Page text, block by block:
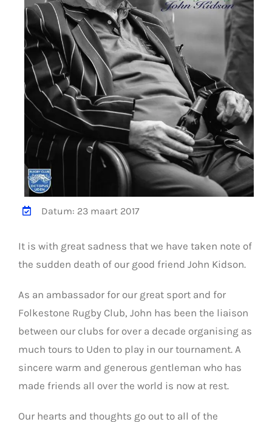
Datum: 23 maart 2017
It is with great sadness that we have taken note of
the sudden death of our good friend John Kidson.
As an ambassador for our great sport and for
Folkestone Rugby Club, John has been the liaison
between our clubs for over a decade organising as
much tours to Uden to play in our tournament. A
sincere warm and generous gentleman who has
made friends all over the world is now at rest.
Our hearts and thoughts go out to all of the